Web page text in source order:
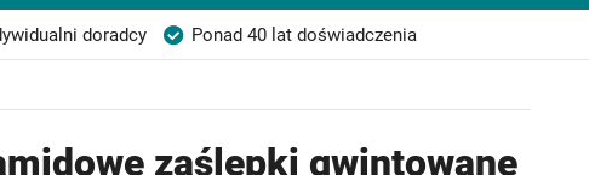
doradcy
Ponad 40 lat doświadczenia
zaślepki gwintowane